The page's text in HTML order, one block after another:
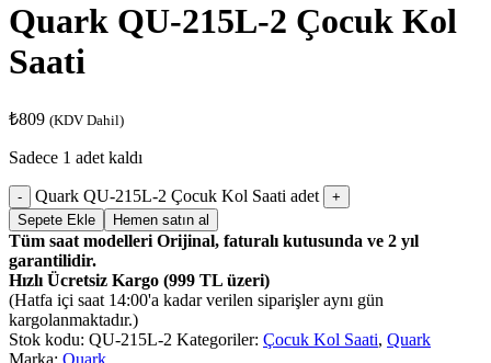
Quark QU-215L-2 Çocuk Kol
Saati
₺809 (KDV Dahil)
Sadece 1 adet kaldı
Quark QU-215L-2 Çocuk Kol Saati adet
Sepete Ekle Hemen satın al
Tüm saat modelleri Orijinal, faturalı kutusunda ve 2 yıl
garantilidir.
Hızlı Ücretsiz Kargo (999 TL üzeri)
(Hatfa içi saat 14:00'a kadar verilen siparişler aynı gün
kargolanmaktadır.)
Stok kodu: QU-215L-2 Kategoriler: Çocuk Kol Saati, Quark
Marka: Quark